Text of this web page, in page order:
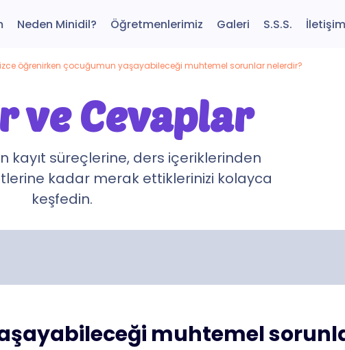
Neden Minidil? Öğretmenlerimiz Galeri S.S.S. İletişim
öğrenirken çocuğumun yaşayabileceği muhtemel sorunlar nelerdir?
ve Cevaplar
kayıt süreçlerine, ders içeriklerinden
kadar merak ettiklerinizi kolayca
keşfedin.
muhtemel